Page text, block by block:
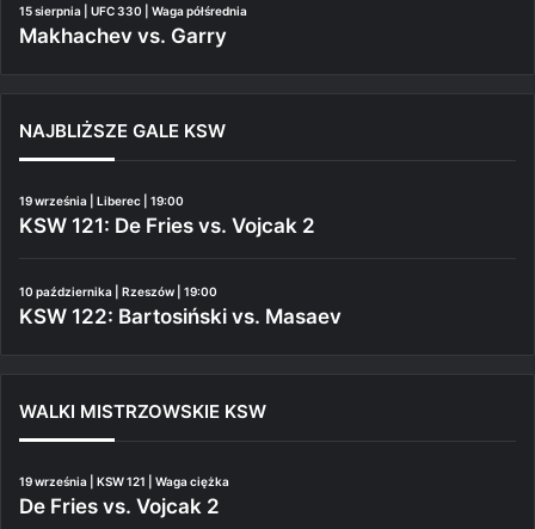
15 sierpnia | UFC 330 | Waga półśrednia
Makhachev vs. Garry
NAJBLIŻSZE GALE KSW
19 września | Liberec | 19:00
KSW 121: De Fries vs. Vojcak 2
10 października | Rzeszów | 19:00
KSW 122: Bartosiński vs. Masaev
WALKI MISTRZOWSKIE KSW
19 września | KSW 121 | Waga ciężka
De Fries vs. Vojcak 2